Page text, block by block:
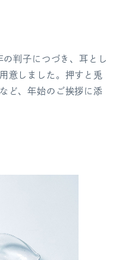
判子につづき、耳とし
意しました。押すと兎
ど、年始のご挨拶に添